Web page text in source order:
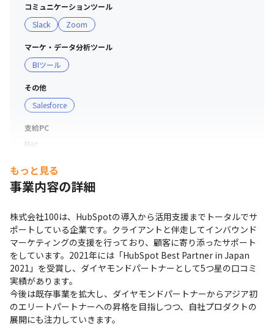
コミュニケーションツール
Slack
Zoom
マーケ・データ分析ツール
BIツール
その他
Salesforce
支給PC
Mac
もっと見る
事業内容の詳細
株式会社100は、HubSpotの導入から活用支援までトータルでサ
ポートしている企業です。クライアントと伴走してインバウンド
マーケティングの支援を行っており、顧客に寄り添ったサポート
をしています。2021年には「HubSpot Best Partner in Japan
2021」を受賞し、ダイヤモンドパートナーとして5つ星の口コミ
実績があります。
今後は既存事業を拡大し、ダイヤモンドパートナーからアジア初
のエリートパートナーへの昇格を目指しつつ、自社プロダクトの
展開にも注力していきます。